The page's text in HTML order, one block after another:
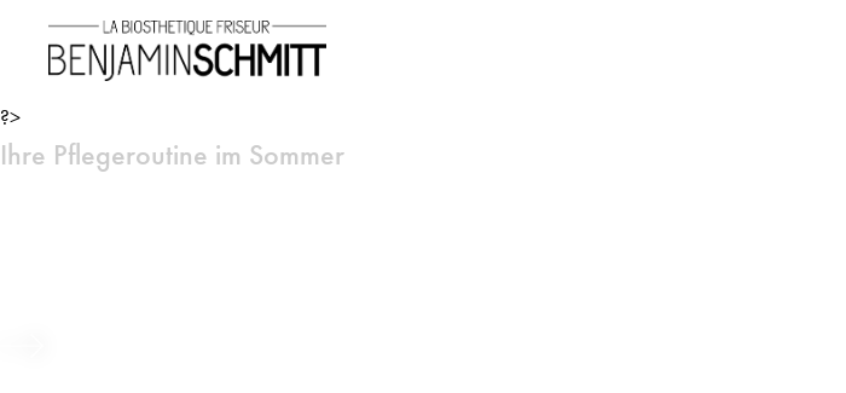
?>
Ihre Pflegeroutine im Sommer